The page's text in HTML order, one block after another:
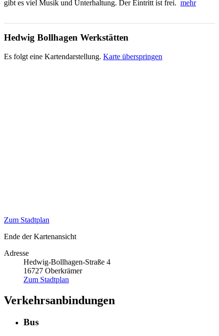
gibt es viel Musik und Unterhaltung. Der Eintritt ist frei. mehr
Hedwig Bollhagen Werkstätten
Es folgt eine Kartendarstellung. Karte überspringen
Zum Stadtplan
Ende der Kartenansicht
Adresse
Hedwig-Bollhagen-Straße 4
16727 Oberkrämer
Zum Stadtplan
Verkehrsanbindungen
Bus